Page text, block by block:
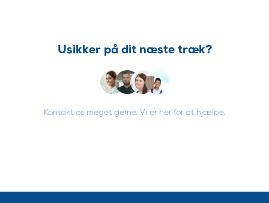
Usikker på dit næste træk?
Kontakt os meget gerne. Vi er her for at hjælpe.